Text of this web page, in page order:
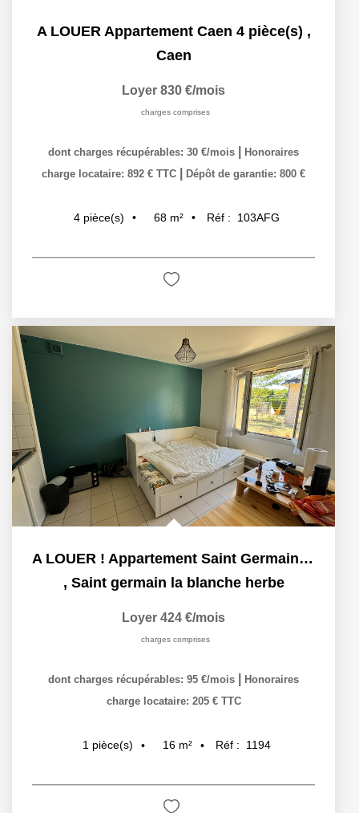
A LOUER Appartement Caen 4 pièce(s) ,
Caen
Loyer 830 €/mois
charges comprises
dont charges récupérables: 30 €/mois
Honoraires
charge locataire: 892 € TTC
Dépôt de garantie: 800 €
4 pièce(s) 68 m² Réf : 103AFG
A LOUER ! Appartement Saint Germain La Blanche Herbe 1...
, Saint germain la blanche herbe
Loyer 424 €/mois
charges comprises
dont charges récupérables: 95 €/mois
Honoraires
charge locataire: 205 € TTC
1 pièce(s) 16 m² Réf : 1194